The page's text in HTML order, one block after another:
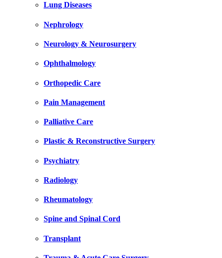
Lung Diseases
Nephrology
Neurology & Neurosurgery
Ophthalmology
Orthopedic Care
Pain Management
Palliative Care
Plastic & Reconstructive Surgery
Psychiatry
Radiology
Rheumatology
Spine and Spinal Cord
Transplant